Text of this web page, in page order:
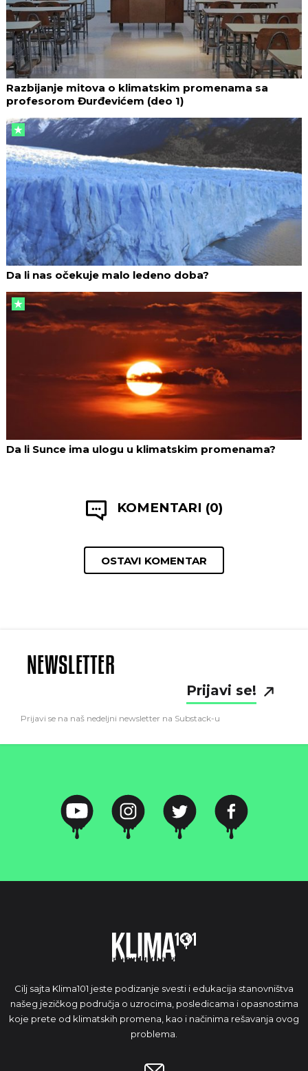
Razbijanje mitova o klimatskim promenama sa
profesorom Đurđevićem (deo 1)
Da li nas očekuje malo ledeno doba?
Da li Sunce ima ulogu u klimatskim promenama?
KOMENTARI (0)
OSTAVI KOMENTAR
NEWSLETTER
Prijavi se!
Prijavi se na naš nedeljni newsletter na Substack-u
Cilj sajta Klima101 jeste podizanje svesti i edukacija stanovništva
našeg jezičkog područja o uzrocima, posledicama i opasnostima
koje prete od klimatskih promena, kao i načinima rešavanja ovog
problema.